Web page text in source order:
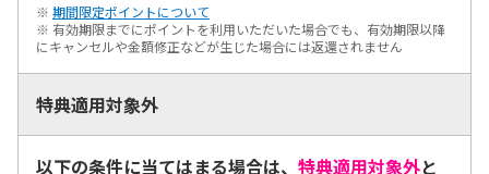
※ 期間限定ポイントについて
※ 有効期限までにポイントを利用いただいた場合でも、有効期限以降
にキャンセルや金額修正などが生じた場合には返還されません
特典適用対象外
以下の条件に当てはまる場合は、 特典適用対象外と